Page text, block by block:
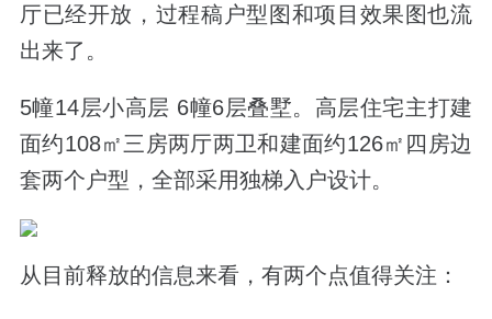
厅已经开放，过程稿户型图和项目效果图也流
出来了。
5幢14层小高层 6幢6层叠墅。高层住宅主打建
面约108㎡三房两厅两卫和建面约126㎡四房边
套两个户型，全部采用独梯入户设计。
从目前释放的信息来看，有两个点值得关注：